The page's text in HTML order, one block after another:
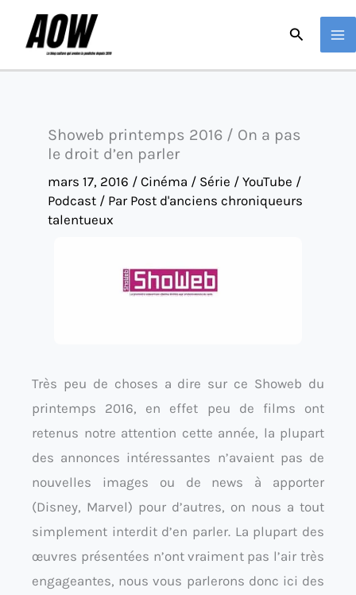
Showeb printemps 2016 / On a pas
le droit d’en parler
mars 17, 2016 / Cinéma / Série / YouTube /
Podcast / Par Post d'anciens chroniqueurs
talentueux
Très peu de choses a dire sur ce Showeb du
printemps 2016, en effet peu de films ont
retenus notre attention cette année, la plupart
des annonces intéressantes n’avaient pas de
nouvelles images ou de news à apporter
(Disney, Marvel) pour d’autres, on nous a tout
simplement interdit d’en parler. La plupart des
œuvres présentées n’ont vraiment pas l’air très
engageantes, nous vous parlerons donc ici des